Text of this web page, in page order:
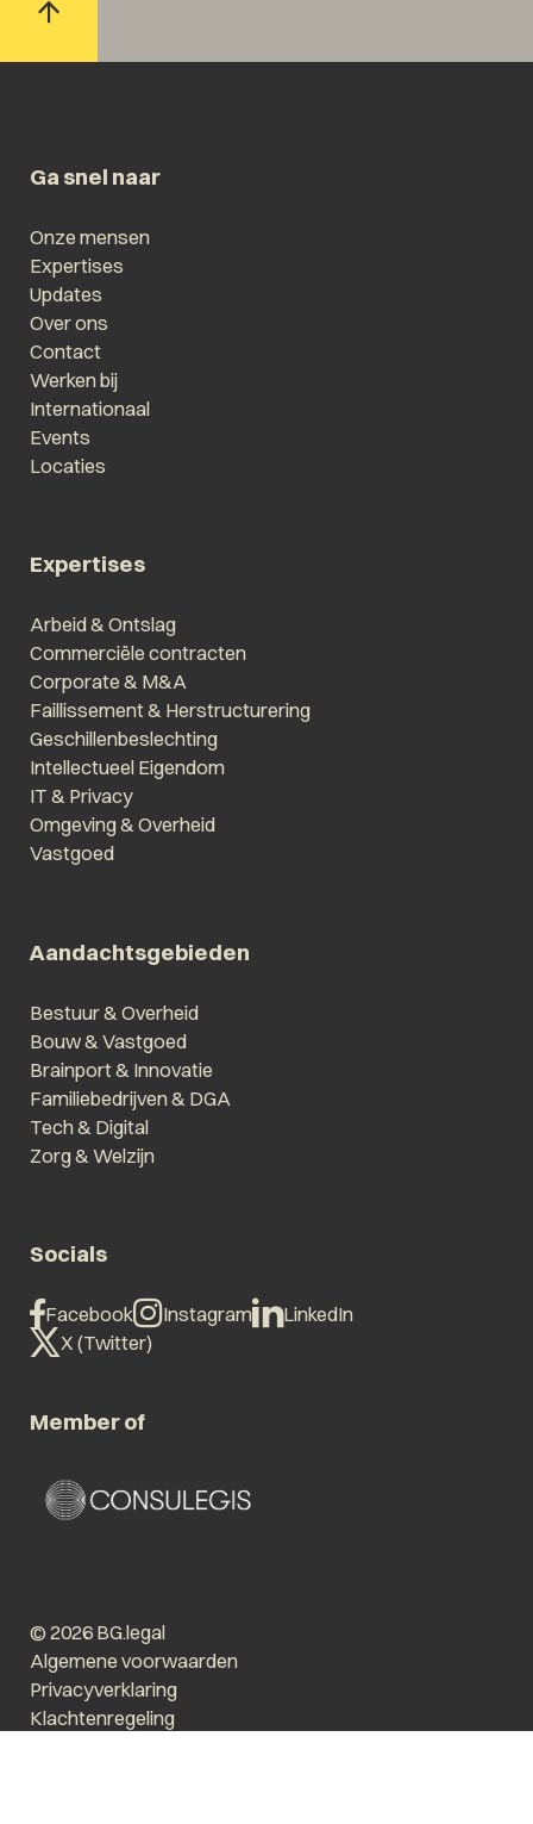
Ga snel naar
Onze mensen
Expertises
Updates
Over ons
Contact
Werken bij
Internationaal
Events
Locaties
Expertises
Arbeid & Ontslag
Commerciële contracten
Corporate & M&A
Faillissement & Herstructurering
Geschillenbeslechting
Intellectueel Eigendom
IT & Privacy
Omgeving & Overheid
Vastgoed
Aandachtsgebieden
Bestuur & Overheid
Bouw & Vastgoed
Brainport & Innovatie
Familiebedrijven & DGA
Tech & Digital
Zorg & Welzijn
Socials
Facebook Instagram
LinkedIn
X (Twitter)
Member of
© 2026 BG.legal
Algemene voorwaarden
Privacyverklaring
Klachtenregeling